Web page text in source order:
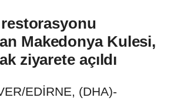
Makedonya Kulesi,
ziyarete açıldı
EDİRNE, (DHA)-